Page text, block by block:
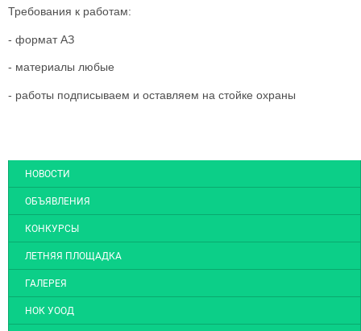
Требования к работам:
- формат АЗ
- материалы любые
- работы подписываем и оставляем на стойке охраны
НОВОСТИ
ОБЪЯВЛЕНИЯ
КОНКУРСЫ
ЛЕТНЯЯ ПЛОЩАДКА
ГАЛЕРЕЯ
НОК УООД